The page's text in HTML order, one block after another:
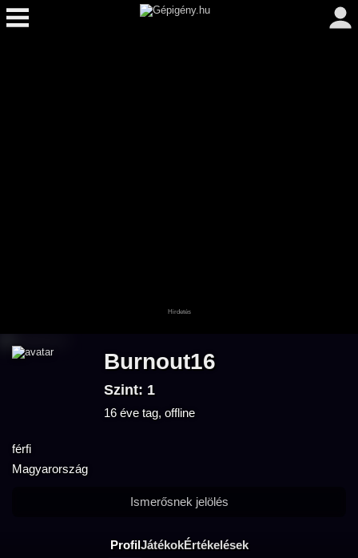
Burnout16
Szint: 1
16 éve tag, offline
férfi
Magyarország
ProfilJátékokÉrtékelések
Ismerősnek jelölés